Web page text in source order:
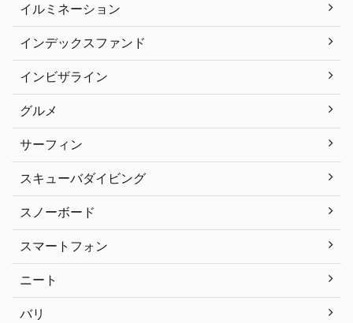
イルミネーション
インデックスファンド
インビザライン
グルメ
サーフィン
スキューバダイビング
スノーボード
スマートフォン
ニート
バリ